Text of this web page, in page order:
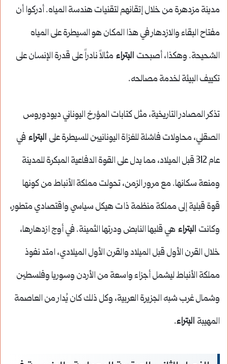
مدينة مزدهرة من خلال إتقانهم لتقنيات هندسة المياه. أدركوا أن
مفتاح البقاء والازدهار في هذا المكان هو السيطرة على المياه
الشحيحة. وهكذا، أصبحت البتراء مثالاً نادراً على قدرة الإنسان على
تكييف البيئة لخدمة مصالحه.
تذكر المصادر التاريخية، مثل كتابات المؤرخ اليوناني ديودوروس
الصقلي، محاولات فاشلة للغزاة اليونانيين للسيطرة على البتراء في
عام 312 قبل الميلاد، مما يدل على القوة الدفاعية المبكرة للمدينة
ومنعة سكانها. مع مرور الزمن، تحولت مملكة الأنباط من كونها
قوة قبلية إلى مملكة منظمة ذات هيكل سياسي واقتصادي متطور،
وكانت البتراء هي قلبها النابض ودرتها الثمينة. في أوج ازدهارها،
خلال القرن الأول قبل الميلاد والقرن الأول الميلادي، امتد نفوذ
مملكة الأنباط ليشمل أجزاء واسعة من الأردن وسوريا وفلسطين
وشمال غرب شبه الجزيرة العربية، وكل ذلك كان يُدار من العاصمة
المهيبة البتراء.